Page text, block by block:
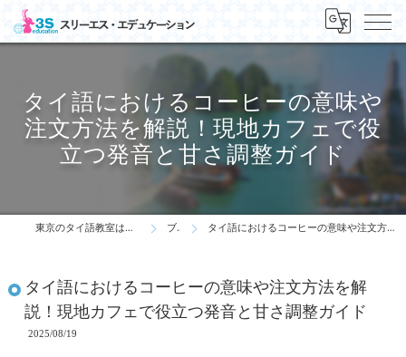
タイ語におけるコーヒーの意味や
注文方法を解説！現地カフェで役
立つ発音と甘さ調整ガイド
東京のタイ語教室はスリーエス・エデュケーション ブログ タイ語におけるコーヒーの意味や注文方法を解説！現地カフェで役立つ発音と甘さ調整ガイド
タイ語におけるコーヒーの意味や注文方法を解
説！現地カフェで役立つ発音と甘さ調整ガイド
2025/08/19